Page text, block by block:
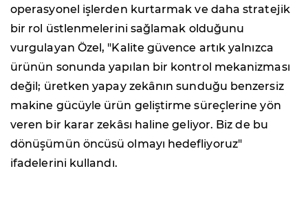
operasyonel işlerden kurtarmak ve daha stratejik
bir rol üstlenmelerini sağlamak olduğunu
vurgulayan Özel, "Kalite güvence artık yalnızca
ürünün sonunda yapılan bir kontrol mekanizması
değil; üretken yapay zekânın sunduğu benzersiz
makine gücüyle ürün geliştirme süreçlerine yön
veren bir karar zekâsı haline geliyor. Biz de bu
dönüşümün öncüsü olmayı hedefliyoruz"
ifadelerini kullandı.